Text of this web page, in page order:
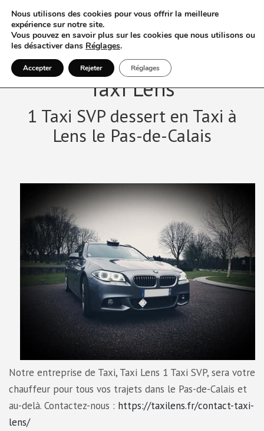
Taxi Lens
1 Taxi SVP dessert en Taxi à
Lens le Pas-de-Calais
Notre entreprise de Taxi, Taxi Lens 1 Taxi SVP, sera votre
chauffeur pour tous vos trajets dans le Pas-de-Calais et
au-delà. Contactez-nous : https://taxilens.fr/contact-taxi-
lens/
Nous utilisons des cookies pour vous offrir la meilleure
expérience sur notre site.
Vous pouvez en savoir plus sur les cookies que nous utilisons ou
les désactiver dans Réglages.
Accepter Rejeter Réglages